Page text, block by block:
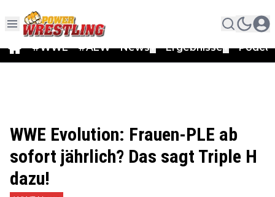
#WWE #AEW News Ergebnisse
WWE Evolution: Frauen-PLE ab
sofort jährlich? Das sagt Triple H
dazu!